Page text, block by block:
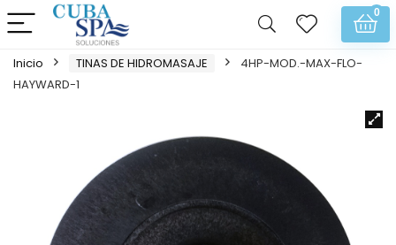
0
Inicio TINAS DE HIDROMASAJE
4HP-MOD.-MAX-FLO-
HAYWARD-1